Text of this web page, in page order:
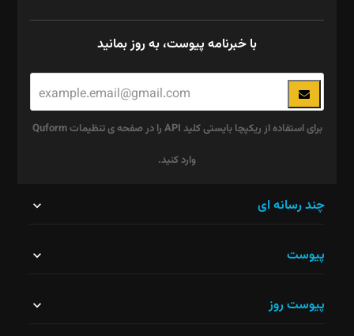
با خبرنامه پیوست، به روز بمانید
برای استفاده از ریکپچا بایستی کلید API را در صفحه ی تنظیمات Quform
وارد کنید.
نباید
چند رسانه ای
پیوست
پیوست روز